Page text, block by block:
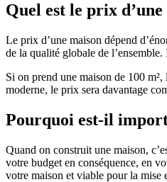
Quel est le prix
Le prix d’une maison dépend
de la qualité globale de
Si on prend une maison de 100
moderne, le prix sera davantage
Pourquoi est-il
Quand on construit une maison,
votre budget en conséquence, en
votre maison et viable pour la mise